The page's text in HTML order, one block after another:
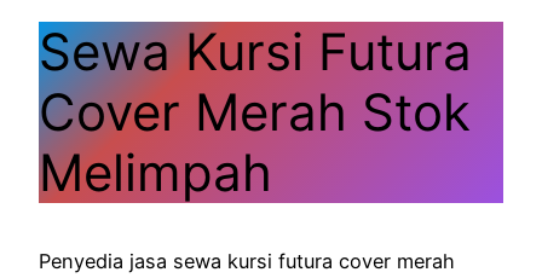
Sewa Kursi Futura
Cover Merah Stok
Melimpah
Penyedia jasa sewa kursi futura cover merah